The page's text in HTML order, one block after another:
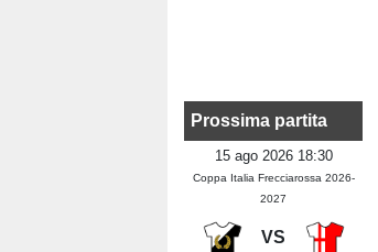
Prossima partita
15 ago 2026 18:30
Coppa Italia Frecciarossa 2026-
2027
VS